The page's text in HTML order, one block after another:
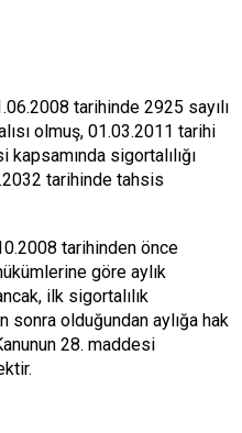
tarihinde 2925 sayılı
olmuş, 01.03.2011 tarihi
sigortalılığı
tarihinde tahsis
tarihinden önce
göre aylık
ilk sigortalılık
sonra olduğundan aylığa hak
28. maddesi